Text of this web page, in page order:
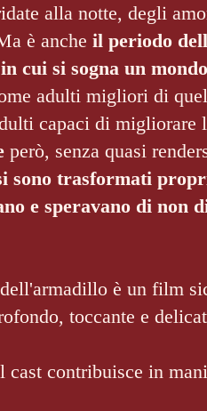
alla notte, degli
è anche il periodo
cui si sogna un
adulti migliori di
capaci di migliorare
però, senza quasi
sono trasformati
e speravano di non
è un film
toccante e
cast contribuisce in